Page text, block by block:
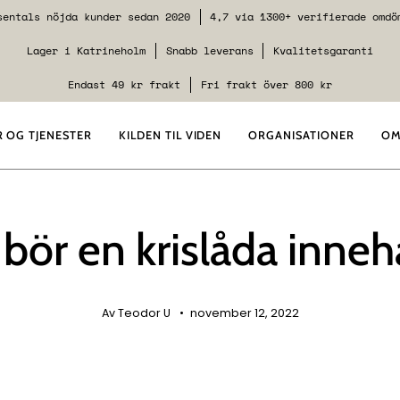
nöjda kunder sedan 2020 4,7 via 1300+ verifierade
Lager i Katrineholm Snabb leverans Kvalitetsgaranti
Endast 49 kr frakt Fri frakt över 800 kr
OG TJENESTER KILDEN TIL VIDEN ORGANISATIONER
en krislåda
Av Teodor U november 12, 2022